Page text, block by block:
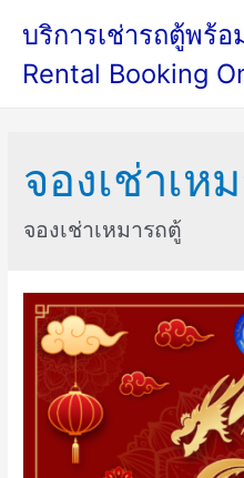
บริการเช่ารถตู้พร้
Rental Booking
จองเช่าเห
จองเช่าเหมารถตู้